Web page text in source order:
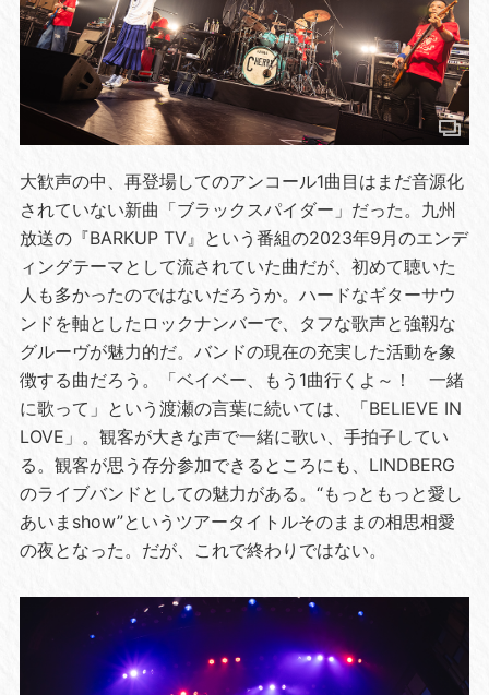
大歓声の中、再登場してのアンコール1曲目はまだ音源化
されていない新曲「ブラックスパイダー」だった。九州
放送の『BARKUP TV』という番組の2023年9月のエンデ
ィングテーマとして流されていた曲だが、初めて聴いた
人も多かったのではないだろうか。ハードなギターサウ
ンドを軸としたロックナンバーで、タフな歌声と強靱な
グルーヴが魅力的だ。バンドの現在の充実した活動を象
徴する曲だろう。「ベイベー、もう1曲行くよ～！ 一緒
に歌って」という渡瀬の言葉に続いては、「BELIEVE IN
LOVE」。観客が大きな声で一緒に歌い、手拍子してい
る。観客が思う存分参加できるところにも、LINDBERG
のライブバンドとしての魅力がある。“もっともっと愛し
あいまshow”というツアータイトルそのままの相思相愛
の夜となった。だが、これで終わりではない。